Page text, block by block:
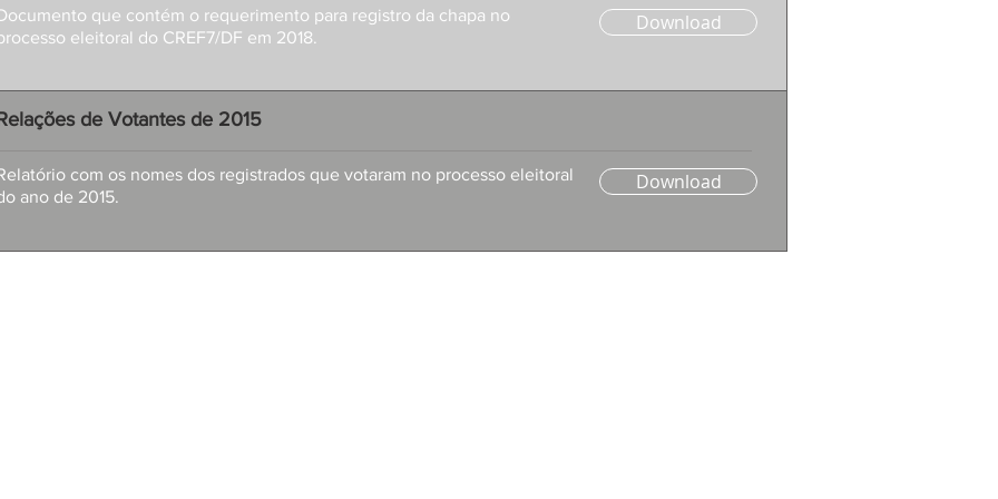
que contém o requerimento para registro da chapa no
eleitoral do CREF7/DF em 2018.
Download
de Votantes de 2015
com os nomes dos registrados que votaram no processo eleitoral
ano de 2015.
Download